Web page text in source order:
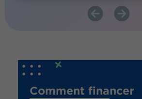
Comment financer